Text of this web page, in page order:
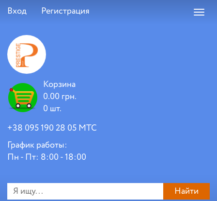
Вход Регистрация
Корзина
0.00 грн.
0 шт.
+38 095 190 28 05 МТС
График работы:
Пн - Пт: 8:00 - 18:00
Найти